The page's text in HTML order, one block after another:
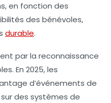
en fonction des
des bénévoles,
durable.
par la reconnaissance
En 2025, les
d’événements de
des systèmes de